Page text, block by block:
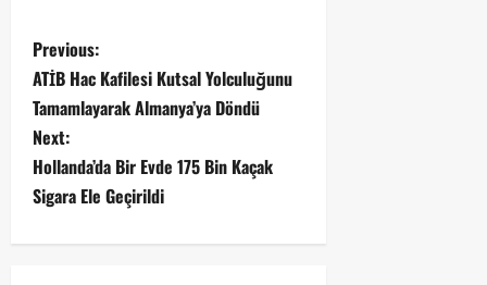
Previous:
ATİB Hac Kafilesi Kutsal Yolculuğunu
Tamamlayarak Almanya’ya Döndü
Next:
Hollanda’da Bir Evde 175 Bin Kaçak
Sigara Ele Geçirildi